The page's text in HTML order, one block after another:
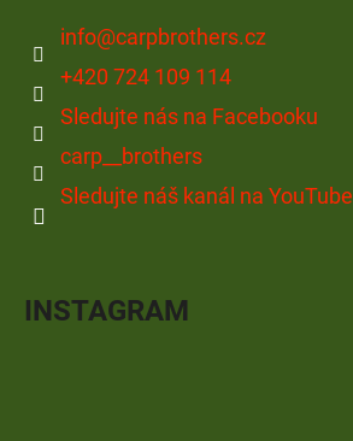
info@carpbrothers.cz
+420 724 109 114
Sledujte nás na Facebooku
carp__brothers
Sledujte náš kanál na YouTube
INSTAGRAM